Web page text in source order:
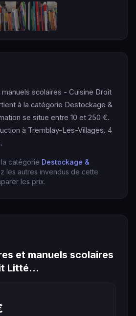
scolaires - Cuisine Droit
à la catégorie Destockage &
se situe entre 10 et 250 €.
à Tremblay-Les-Villages. 4
catégorie Destockage &
les autres invendus de cette
les prix.
et manuels scolaires
Litté…